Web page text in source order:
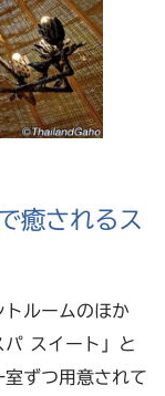
癒されるス
ルームのほか
パ スイート」と
ずつ用意されて